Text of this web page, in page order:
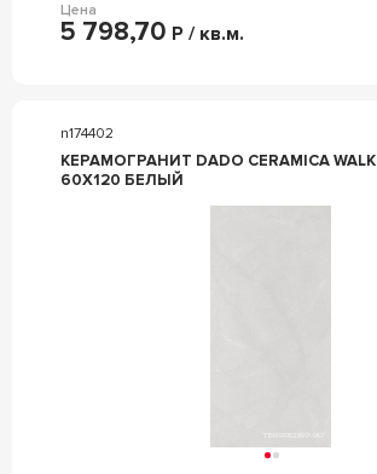
Цена
5 798,70 Р / кв.м.
n174402
КЕРАМОГРАНИТ DADO CERAMICA WALK WHITE
60X120 БЕЛЫЙ